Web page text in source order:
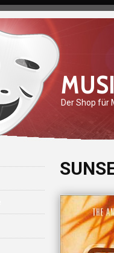
Der Shop für